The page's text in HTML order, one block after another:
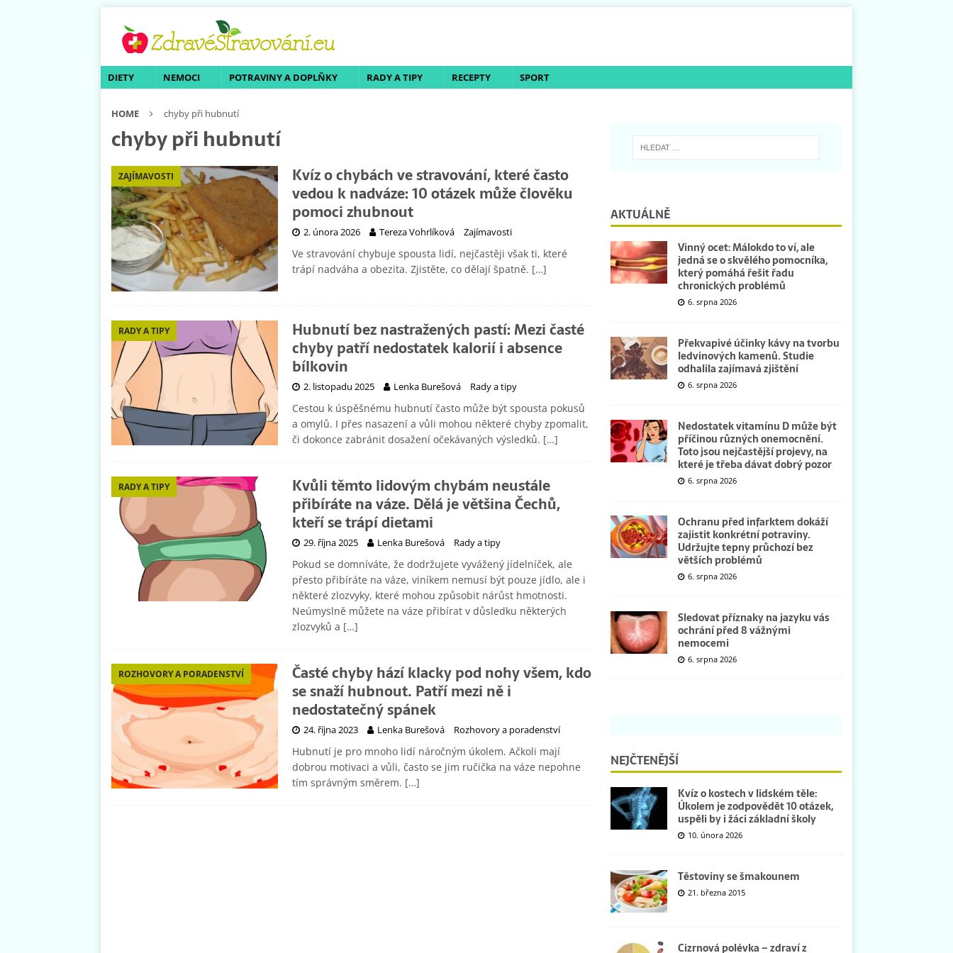
DIETY NEMOCI POTRAVINY A DOPLŇKY RADY A TIPY RECEPTY SPORT
HOME chyby při hubnutí
chyby při hubnutí
ZAJÍMAVOSTI
Kvíz o chybách ve stravování, které často
vedou k nadváze: 10 otázek může člověku
pomoci zhubnout
2. února 2026 Tereza Vohrlíková Zajímavosti
Ve stravování chybuje spousta lidí, nejčastěji však ti, které
trápí nadváha a obezita. Zjistěte, co dělají špatně. […]
RADY A TIPY
Hubnutí bez nastražených pastí: Mezi časté
chyby patří nedostatek kalorií i absence
bílkovin
2. listopadu 2025 Lenka Burešová Rady a tipy
Cestou k úspěšnému hubnutí často může být spousta pokusů
a omylů. I přes nasazení a vůli mohou některé chyby zpomalit,
či dokonce zabránit dosažení očekávaných výsledků. […]
RADY A TIPY
Kvůli těmto lidovým chybám neustále
přibíráte na váze. Dělá je většina Čechů,
kteří se trápí dietami
29. října 2025 Lenka Burešová Rady a tipy
Pokud se domníváte, že dodržujete vyvážený jídelníček, ale
přesto přibíráte na váze, viníkem nemusí být pouze jídlo, ale i
některé zlozvyky, které mohou způsobit nárůst hmotnosti.
Neúmyslně můžete na váze přibírat v důsledku některých
zlozvyků a […]
ROZHOVORY A PORADENSTVÍ
Časté chyby hází klacky pod nohy všem, kdo
se snaží hubnout. Patří mezi ně i
nedostatečný spánek
24. října 2023 Lenka Burešová Rozhovory a poradenství
Hubnutí je pro mnoho lidí náročným úkolem. Ačkoli mají
dobrou motivaci a vůli, často se jim ručička na váze nepohne
tím správným směrem. […]
AKTUÁLNĚ
Vinný ocet: Málokdo to ví, ale
jedná se o skvělého pomocníka,
který pomáhá řešit řadu
chronických problémů
6. srpna 2026
Překvapivé účinky kávy na tvorbu
ledvinových kamenů. Studie
odhalila zajímavá zjištění
6. srpna 2026
Nedostatek vitamínu D může být
příčinou různých onemocnění.
Toto jsou nejčastější projevy, na
které je třeba dávat dobrý pozor
6. srpna 2026
Ochranu před infarktem dokáží
zajistit konkrétní potraviny.
Udržujte tepny průchozí bez
větších problémů
6. srpna 2026
Sledovat příznaky na jazyku vás
ochrání před 8 vážnými
nemocemi
6. srpna 2026
NEJČTENĚJŠÍ
Kvíz o kostech v lidském těle:
Úkolem je zodpovědět 10 otázek,
uspěli by i žáci základní školy
10. února 2026
Těstoviny se šmakounem
21. března 2015
Cizrnová polévka – zdraví z